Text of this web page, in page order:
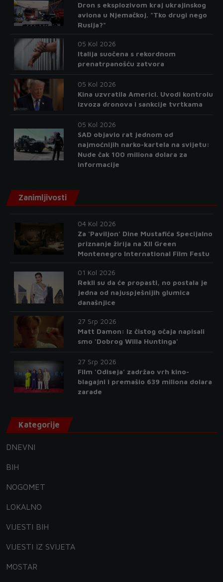
Dron s eksplozivom kraj ukrajinskog
aviona u Njemačkoj. "Tko drugi nego
Rusija?"
05 Kol 2026
Italija suočena s rekordnom
prenatrpanošću zatvora
05 Kol 2026
Kina uzvratila Americi. Uvodi kontrolu
izvoza dronova i sankcije tvrtkama
05 Kol 2026
SAD objavio rat jednom od
najmoćnijih narko-kartela na svijetu:
Nude čak 100 miliona dolara za
informacije
Zanimljivosti
04 Kol 2026
Za 'Paviljon' Dine Mustafića Specijalno
priznanje žirija na XII Green
Montenegro International Film Festu
01 Kol 2026
Rekli su da će propasti, no postala je
jedna od najuspješnijih glumica
današnjice
27 Srp 2026
Matt Damon: Iz čistog očaja napisali
smo 'Dobrog Willa Huntinga'
27 Srp 2026
Film 'Odiseja' zadržao vrh kino-
blagajni i premašio 639 miliona dolara
zarade
Kategorije
DNEVNI
BIH
NOGOMET
LOKALNO
VIJESTI BIH
VIJESTI IZ SVIJETA
MOSTAR